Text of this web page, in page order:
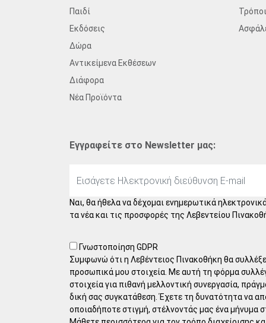
Παιδί
Εκδόσεις
Δώρα
Αντικείμενα Εκθέσεων
Διάφορα
Νέα Προϊόντα
Εγγραφείτε στο Newsletter μας:
Ναι, θα ήθελα να δέχομαι ενημερωτικά
τα νέα και τις προσφορές της Λεβεντείου
Γνωστοποίηση GDPR
Συμφωνώ ότι η Λεβέντειος Πινακοθήκη θα
προσωπικά μου στοιχεία. Με αυτή τη φόρμα
στοιχεία για πιθανή μελλοντική συνεργασία,
δική σας συγκατάθεση. Έχετε τη δυνατότητα να
οποιαδήποτε στιγμή, στέλνοντάς μας ένα μήνυμα